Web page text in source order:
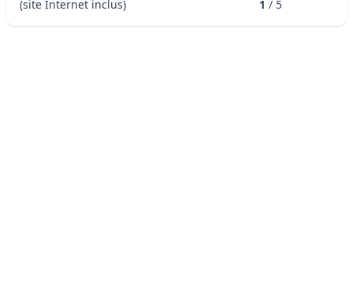
(site Internet inclus)
1 / 5